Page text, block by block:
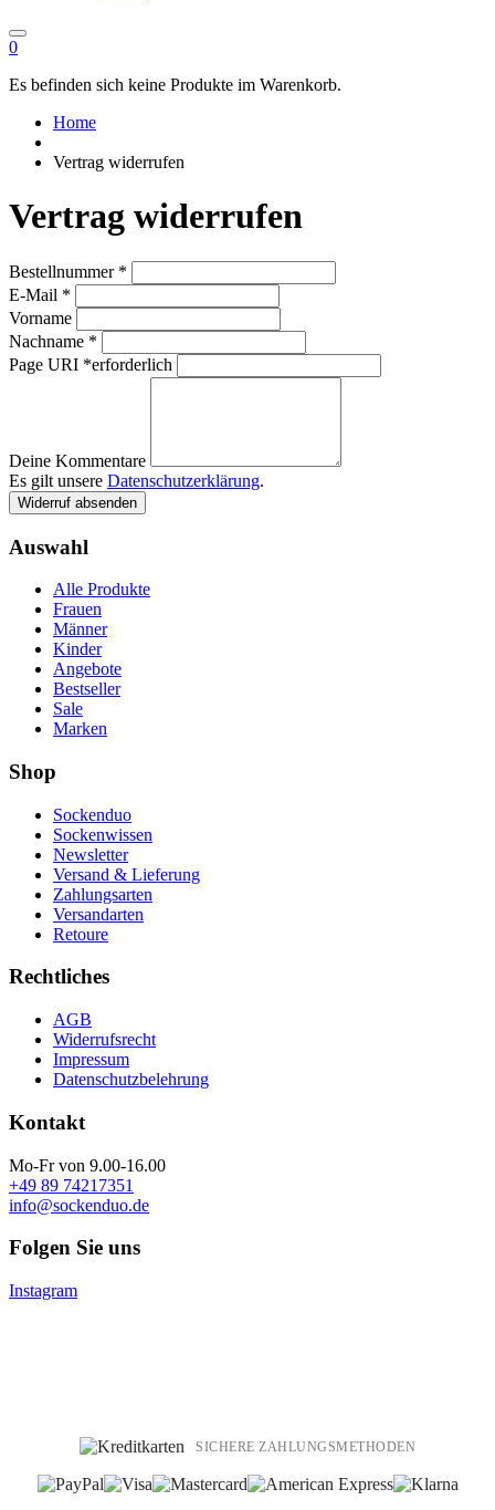
0
Es befinden sich keine Produkte im Warenkorb.
Home
Vertrag widerrufen
Vertrag widerrufen
Bestellnummer *
E-Mail *
Vorname
Nachname *
Page URI *erforderlich
Deine Kommentare
Es gilt unsere Datenschutzerklärung.
Widerruf absenden
Auswahl
Alle Produkte
Frauen
Männer
Kinder
Angebote
Bestseller
Sale
Marken
Shop
Sockenduo
Sockenwissen
Newsletter
Versand & Lieferung
Zahlungsarten
Versandarten
Retoure
Rechtliches
AGB
Widerrufsrecht
Impressum
Datenschutzbelehrung
Kontakt
Mo-Fr von 9.00-16.00
+49 89 74217351
info@sockenduo.de
Folgen Sie uns
Instagram
SICHERE ZAHLUNGSMETHODEN